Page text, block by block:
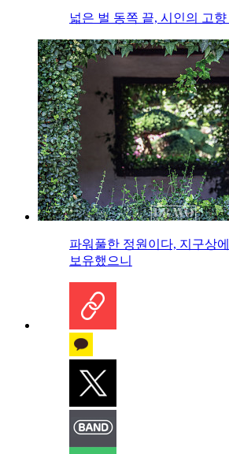
넓은 벌 동쪽 끝, 시인의 고향
파워풀한 정원이다, 지구상
보유했으니